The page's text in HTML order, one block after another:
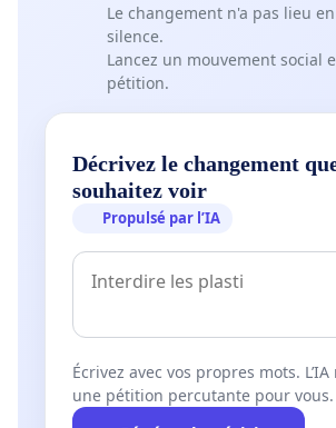
Le changement n'a pas lieu
silence.
Lancez un mouvement social
pétition.
Décrivez le changement
souhaitez voir
Propulsé par l’IA
Écrivez avec vos propres mots.
une pétition percutante pour vous.